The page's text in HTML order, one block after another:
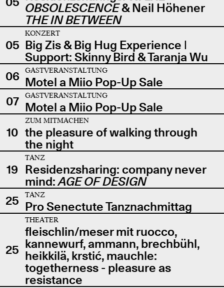
OBSOLESCENCE& Neil Höhener
THE IN BETWEEN
05
KONZERT
Big Zis & Big Hug Experience |
Support: Skinny Bird & Taranja Wu
06
GASTVERANSTALTUNG
Motel a Miio Pop-Up Sale
07
GASTVERANSTALTUNG
Motel a Miio Pop-Up Sale
10
ZUM MITMACHEN
the pleasure of walking through
the night
19
TANZ
Residenzsharing: company never
mind:AGE OF DESIGN
25
TANZ
Pro Senectute Tanznachmittag
25
THEATER
fleischlin/meser mit ruocco,
kannewurf, ammann, brechbühl,
heikkilä, krstić, mauchle:
togetherness - pleasure as
resistance